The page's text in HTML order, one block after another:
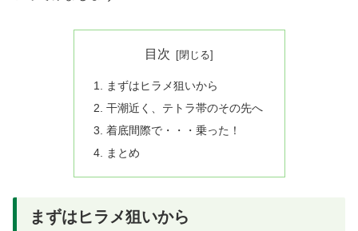
目次
まずはヒラメ狙いから
干潮近く、テトラ帯のその先へ
着底間際で・・・乗った！
まとめ
まずはヒラメ狙いから